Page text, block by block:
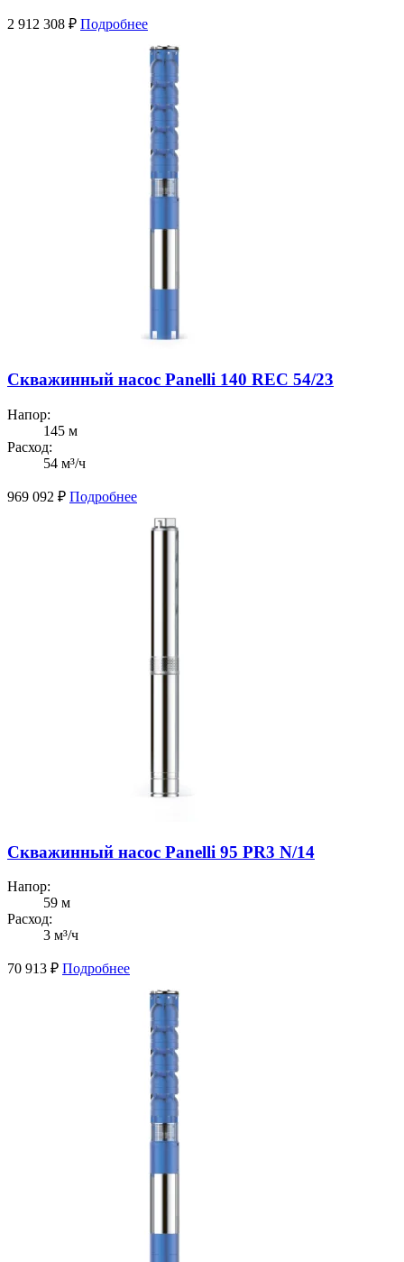
2 912 308 ₽ Подробнее
Скважинный насос Panelli 140 REC 54/23
Напор:
145 м
Расход:
54 м³/ч
969 092 ₽ Подробнее
Скважинный насос Panelli 95 PR3 N/14
Напор:
59 м
Расход:
3 м³/ч
70 913 ₽ Подробнее